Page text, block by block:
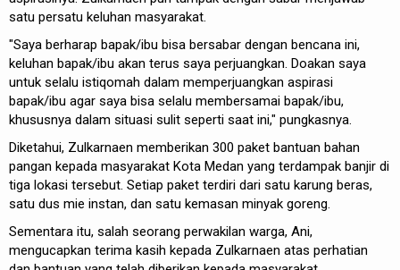
satu persatu keluhan masyarakat.
"Saya berharap bapak/ibu bisa bersabar dengan bencana ini,
keluhan bapak/ibu akan terus saya perjuangkan. Doakan saya
untuk selalu istiqomah dalam memperjuangkan aspirasi
bapak/ibu agar saya bisa selalu membersamai bapak/ibu,
khususnya dalam situasi sulit seperti saat ini," pungkasnya.
Diketahui, Zulkarnaen memberikan 300 paket bantuan bahan
pangan kepada masyarakat Kota Medan yang terdampak banjir di
tiga lokasi tersebut. Setiap paket terdiri dari satu karung beras,
satu dus mie instan, dan satu kemasan minyak goreng.
Sementara itu, salah seorang perwakilan warga, Ani,
mengucapkan terima kasih kepada Zulkarnaen atas perhatian